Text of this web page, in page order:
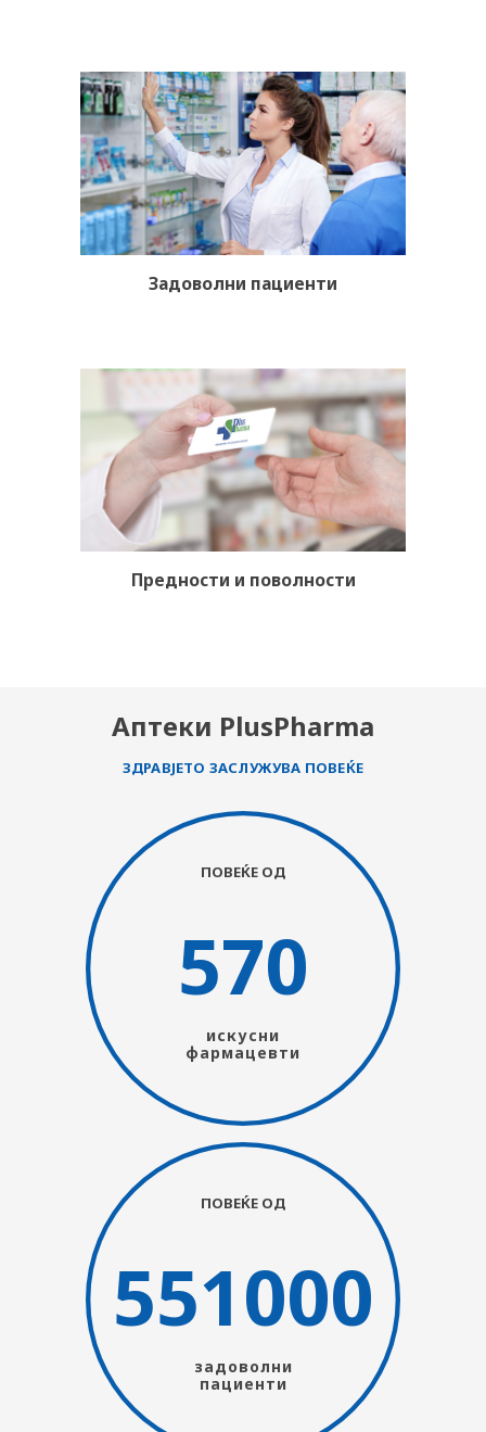
PLUSPHARMA
АПТЕКИ
Задоволни пациенти
Предности и поволности
Аптеки PlusPharma
ЗДРАВЈЕТО ЗАСЛУЖУВА ПОВЕЌЕ
570
ПОВЕЌЕ ОД
искусни
фармацевти
551000
ПОВЕЌЕ ОД
задоволни
пациенти